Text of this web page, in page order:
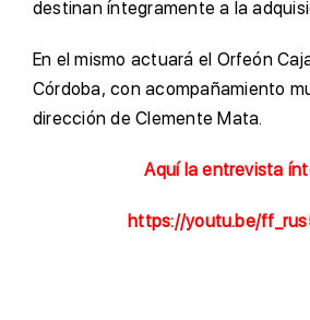
destinan íntegramente a la
En el mismo actuará el Orfeón
Córdoba, con acompañamiento
dirección de Clemente Mata.
Aquí la entrevista
https://youtu.be/